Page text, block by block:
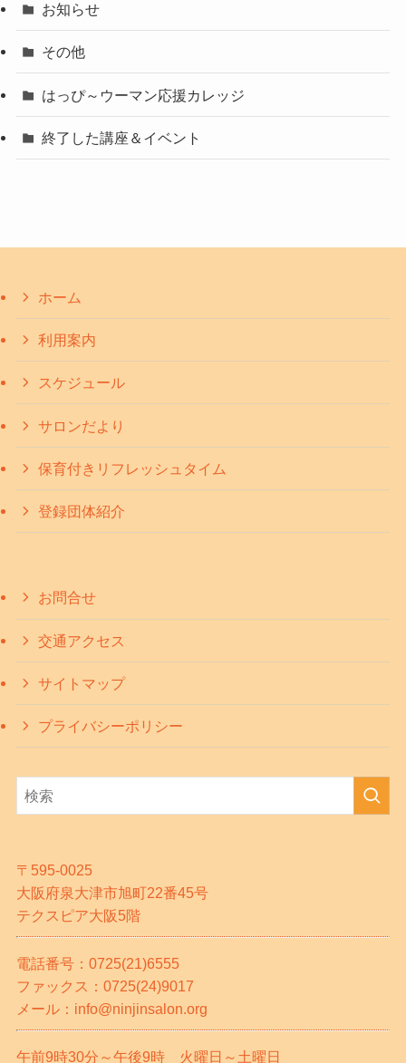
お知らせ
その他
はっぴ～ウーマン応援カレッジ
終了した講座＆イベント
ホーム
利用案内
スケジュール
サロンだより
保育付きリフレッシュタイム
登録団体紹介
お問合せ
交通アクセス
サイトマップ
プライバシーポリシー
〒595-0025
大阪府泉大津市旭町22番45号
テクスピア大阪5階
電話番号：0725(21)6555
ファックス：0725(24)9017
メール：info@ninjinsalon.org
午前9時30分～午後9時 火曜日～土曜日